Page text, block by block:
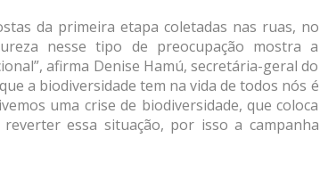
da primeira etapa coletadas nas ruas, no
nesse tipo de preocupação mostra a
afirma Denise Hamú, secretária-geral do
a biodiversidade tem na vida de todos nós é
uma crise de biodiversidade, que coloca
essa situação, por isso a campanha